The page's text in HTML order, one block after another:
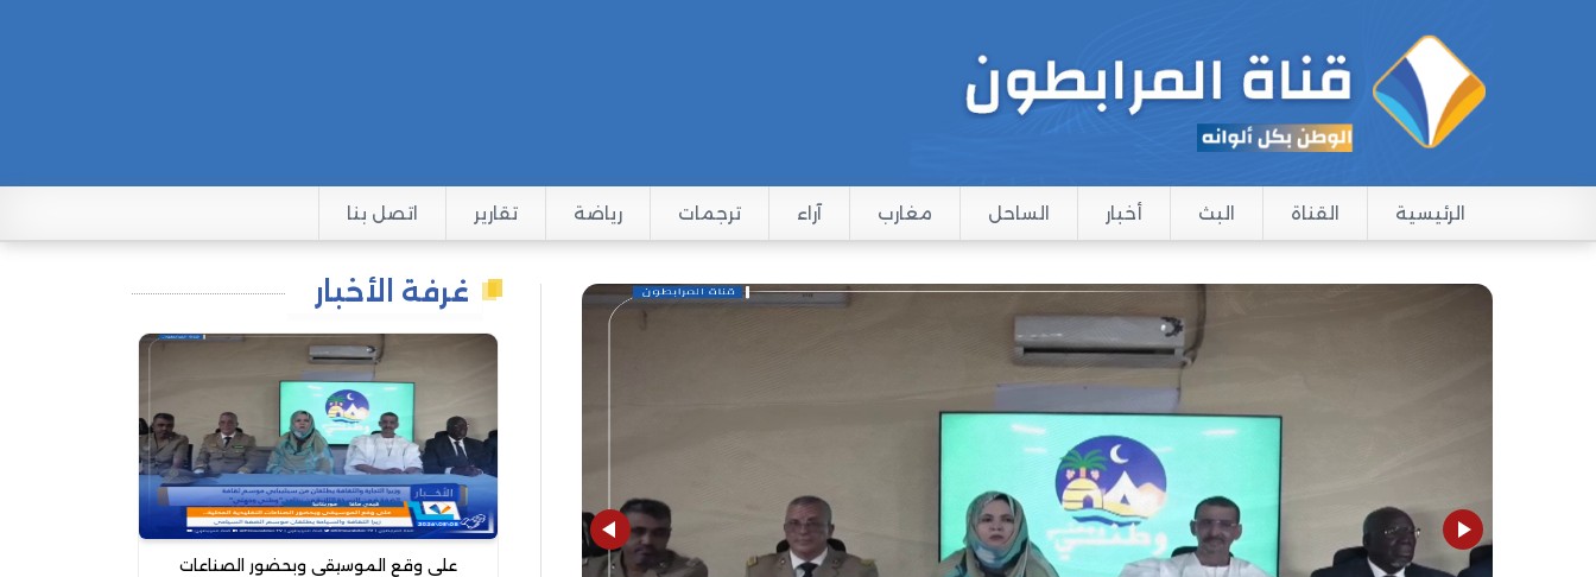
Main navigation
الرئيسية القناة البث أخبار الساحل مغارب آراء ترجمات رياضة تقارير اتصل بنا
غرفة الأخبار
على وقع الموسيقى وبحضور الصناعات